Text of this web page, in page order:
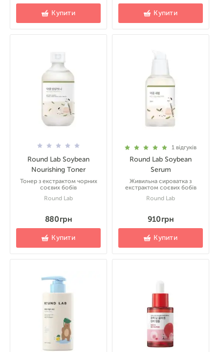
Купити Купити
Round Lab Soybean
Nourishing Toner
Тонер з екстрактом чорних
соєвих бобів
Round Lab
880 грн
Купити
1 відгуків
Round Lab Soybean
Serum
Живильна сироватка з
екстрактом соєвих бобів
Round Lab
910 грн
Купити